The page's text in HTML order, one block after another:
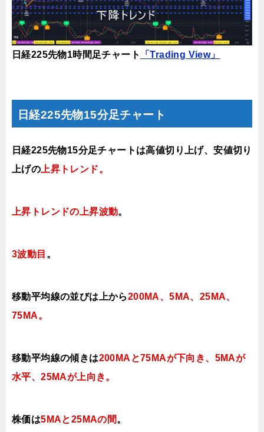
日経225先物1時間足チャート 「Trading View」
日経225先物15分足チャート
日経225先物15分足チャートは高値切り上げ、安値切り
上げの上昇トレンド。
上昇トレンドの上昇波動。
3波動目 。
移動平均線の並びは上から200MA、5MA、25MA、
75MA。
移動平均線の傾きは200MAと75MAが下向き、5MAが
水平、25MAが上向き。
株価は5MAと25MAの間。